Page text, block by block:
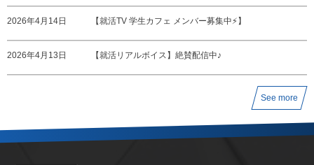
2026年4月14日 【就活TV 学生カフェ メンバー募集中⚡️】
2026年4月13日 【就活リアルボイス】絶賛配信中♪
See more